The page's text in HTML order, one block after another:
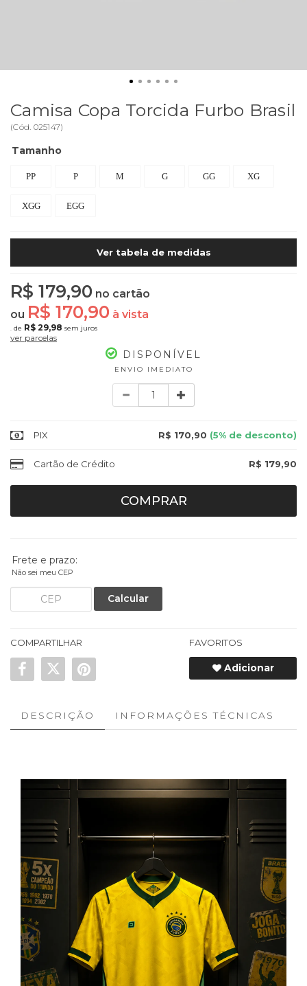
Camisa Copa Torcida Furbo Brasil
(Cód. 025147)
Tamanho
PP P M G GG XG
XGG EGG
Ver tabela de medidas
R$ 179,90 no cartão
ou R$ 170,90 à vista
de R$ 29,98 sem juros
ver parcelas
DISPONÍVEL
ENVIO IMEDIATO
PIX R$ 170,90 (5% de desconto)
Cartão de Crédito R$ 179,90
COMPRAR
Frete e prazo:
Não sei meu CEP
Calcular
COMPARTILHAR FAVORITOS
Adicionar
DESCRIÇÃO INFORMAÇÕES TÉCNICAS